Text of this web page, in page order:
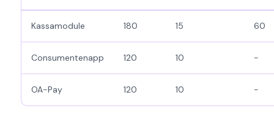
Kassamodule 180 15 60
Consumentenapp 120 10 -
OA-Pay 120 10 -